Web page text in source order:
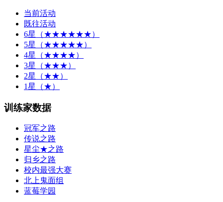
当前活动
既往活动
6星（★★★★★★）
5星（★★★★★）
4星（★★★★）
3星（★★★）
2星（★★）
1星（★）
训练家数据
冠军之路
传说之路
星尘★之路
归乡之路
校内最强大赛
北上鬼面组
蓝莓学园